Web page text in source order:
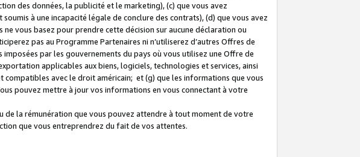
des données, la publicité et le marketing), (c) que vous avez
à une incapacité légale de conclure des contrats), (d) que vous avez
vous basez pour prendre cette décision sur aucune déclaration ou
pas au Programme Partenaires ni n’utiliserez d’autres Offres de
par les gouvernements du pays où vous utilisez une Offre de
applicables aux biens, logiciels, technologies et services, ainsi
compatibles avec le droit américain; et (g) que les informations que vous
pouvez mettre à jour vos informations en vous connectant à votre
de la rémunération que vous pouvez attendre à tout moment de votre
que vous entreprendrez du fait de vos attentes.